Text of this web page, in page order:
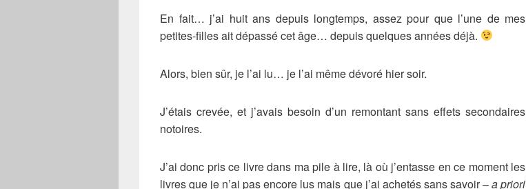
En fait… j’ai huit ans depuis longtemps, assez pour que l’une de mes
petites-filles ait dépassé cet âge… depuis quelques années déjà.
Alors, bien sûr, je l’ai lu… je l’ai même dévoré hier soir.
J’étais crevée, et j’avais besoin d’un remontant sans effets secondaires
notoires.
J’ai donc pris ce livre dans ma pile à lire, là où j’entasse en ce moment les
livres que je n’ai pas encore lus mais que j’ai achetés sans savoir –a priori